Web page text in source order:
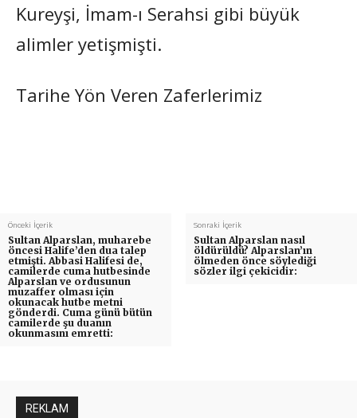
Kureyşi, İmam-ı Serahsi gibi büyük
alimler yetişmişti.
Tarihe Yön Veren Zaferlerimiz
Önceki İçerik
Sultan Alparslan, muharebe
öncesi Halife’den dua talep
etmişti. Abbasi Halifesi de,
camilerde cuma hutbesinde
Alparslan ve ordusunun
muzaffer olması için
okunacak hutbe metni
gönderdi. Cuma günü bütün
camilerde şu duanın
okunmasını emretti:
Sonraki İçerik
Sultan Alparslan nasıl
öldürüldü? Alparslan’ın
ölmeden önce söylediği
sözler ilgi çekicidir:
REKLAM